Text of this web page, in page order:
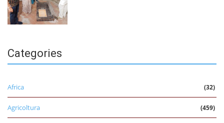
Categories
Africa (32)
Agricoltura (459)